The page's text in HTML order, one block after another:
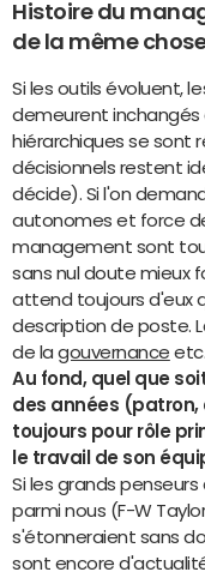
Histoire du
de la même
Si les outils évoluent,
demeurent inchangés
hiérarchiques se sont
décisionnels restent
décide). Si l'on
autonomes et force
management sont
sans nul doute mieux
attend toujours d'eux
description de poste.
de lagouvernance etc.
Au fond, quel que
des années (patron,
toujours pour rôle
le travail de son
Si les grands
parmi nous (F-W Taylor,
s'étonneraient sans
sont encore